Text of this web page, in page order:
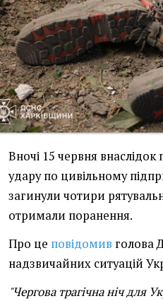
Вночі 15 червня
удару по цивільному
загинули чотири
отримали поранення.
Про це повідомив голова
надзвичайних ситуацій
"Чергова трагічна ніч для